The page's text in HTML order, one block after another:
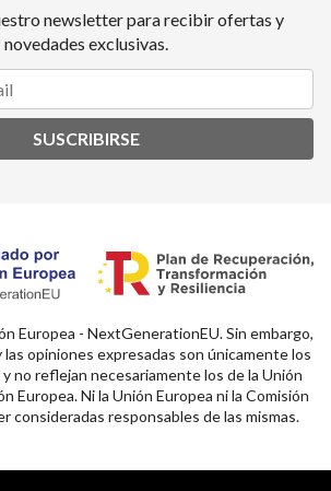
newsletter para recibir ofertas y
novedades exclusivas.
SUSCRIBIRSE
Europea - NextGenerationEU. Sin embargo,
opiniones expresadas son únicamente los
no reflejan necesariamente los de la Unión
Europea. Ni la Unión Europea ni la Comisión
consideradas responsables de las mismas.